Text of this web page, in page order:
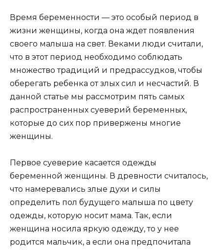
Время беременности — это особый период в
жизни женщины, когда она ждет появления
своего малыша на свет. Веками люди считали,
что в этот период необходимо соблюдать
множество традиций и предрассудков, чтобы
оберегать ребенка от злых сил и несчастий. В
данной статье мы рассмотрим пять самых
распространенных суеверий беременных,
которые до сих пор привержены многие
женщины.
Первое суеверие касается одежды
беременной женщины. В древности считалось,
что намеревались злые духи и силы
определить пол будущего малыша по цвету
одежды, которую носит мама. Так, если
женщина носила яркую одежду, то у нее
родится мальчик, а если она предпочитала